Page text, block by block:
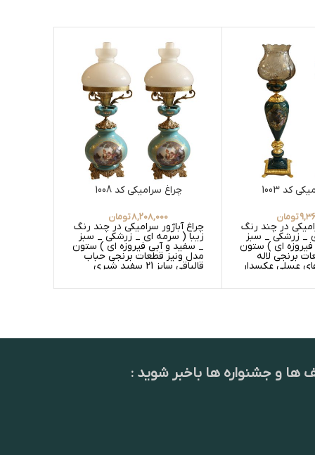
کد 1003
تومان
در چند رنگ
_ زرشکی _ سبز
ای ) ستون
برنجی لاله
عسلی عکسدار
چراغ سرامیکی کد 1008
8,208,000تومان
چراغ آباژور سرامیکی در چند رنگ
زیبا ( سرمه ای _ زرشکی _ سبز
_ سفید و آبی فیروزه ای ) ستون
مدل ونیز قطعات برنجی حباب
قالپاقی سایز 21 سفید شیری
ها و جشنواره ها باخبر شوید :